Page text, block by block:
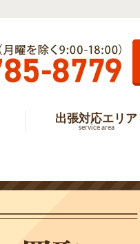
出張対応エリア
service area